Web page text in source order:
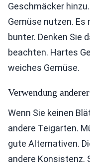
Geschmäcker
Gemüse nutzen.
bunter. Denken Sie
beachten. Hartes
weiches Gemüse.
Verwendung
Wenn Sie keinen
andere Teigarten.
gute Alternativen.
andere Konsistenz.